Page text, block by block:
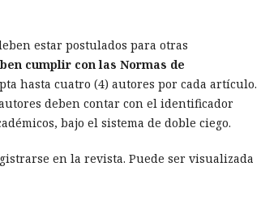
estar postulados para otras
cumplir con las Normas de
hasta cuatro (4) autores por cada artículo.
deben contar con el identificador
bajo el sistema de doble ciego.
en la revista. Puede ser visualizada